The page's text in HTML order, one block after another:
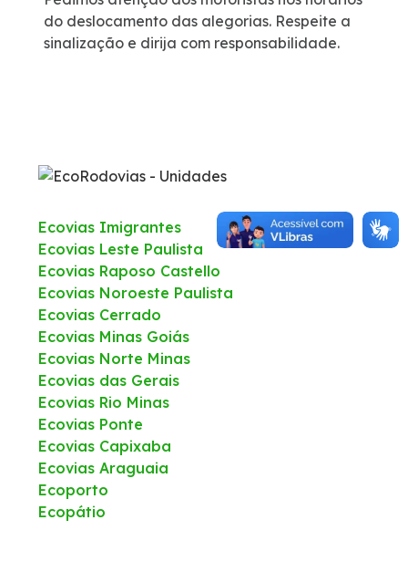
Estatísticas de tráfego e acidentes
do deslocamento das alegorias. Respeite a
sinalização e dirija com responsabilidade.
Ecovias Imigrantes
Ecovias Leste Paulista
Ecovias Raposo Castello
Ecovias Noroeste Paulista
Ecovias Cerrado
Ecovias Minas Goiás
Ecovias Norte Minas
Ecovias das Gerais
Ecovias Rio Minas
Ecovias Ponte
Ecovias Capixaba
Ecovias Araguaia
Ecoporto
Ecopátio